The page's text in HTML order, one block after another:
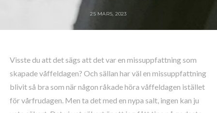
25 MARS, 2023
Visste du att det sägs att det var en missuppfattning som
skapade våffeldagen? Och sällan har väl en missuppfattning
blivit så bra som när någon råkade höra våffeldagen istället
för vårfrudagen. Men ta det med en nypa salt, ingen kan ju